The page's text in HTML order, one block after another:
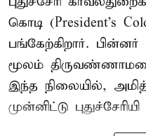
கொடி (President's
பங்கேற்கிறார்.
மூலம்
இந்த நிலையில்,
முன்னிட்டு புதுச்சேரியி